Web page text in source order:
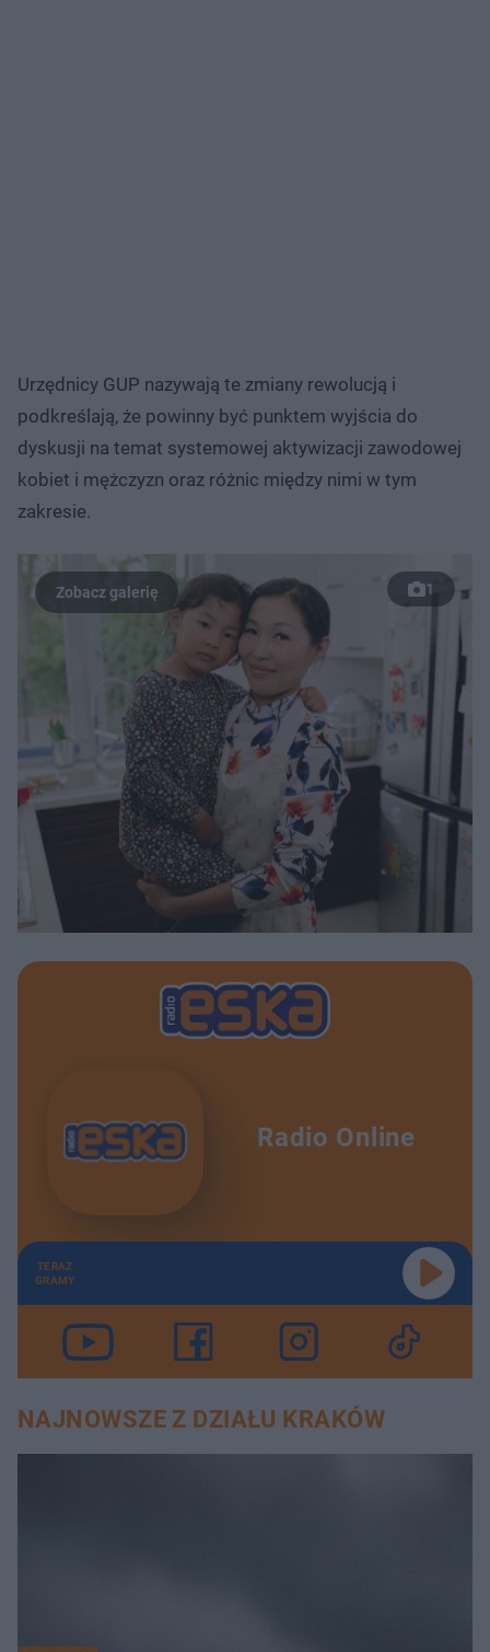
Urzędnicy GUP nazywają te zmiany rewolucją i
podkreślają, że powinny być punktem wyjścia do
dyskusji na temat systemowej aktywizacji zawodowej
kobiet i mężczyzn oraz różnic między nimi w tym
zakresie.
1
Radio Online
TERAZ
GRAMY
NAJNOWSZE Z DZIAŁU KRAKÓW